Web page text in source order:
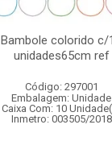
Bambole colorido c/
unidades65cm ref
Código: 297001
Embalagem: Unidade
Caixa Com: 10
Inmetro: 003505/2018